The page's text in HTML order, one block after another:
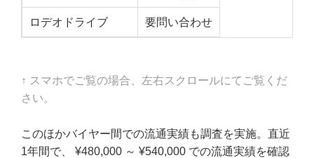
ロデオドライブ 要問い合わせ
↑ スマホでご覧の場合、左右スクロールにてご覧くだ
さい。
このほかバイヤー間での流通実績も調査を実施。直近
1年間で、 ¥480,000 ～ ¥540,000 での流通実績を確認